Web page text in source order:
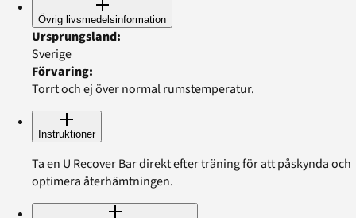
Övrig livsmedelsinformation
Ursprungsland:
Sverige
Förvaring:
Torrt och ej över normal rumstemperatur.
Instruktioner
Ta en U Recover Bar direkt efter träning för att påskynda och
optimera återhämtningen.